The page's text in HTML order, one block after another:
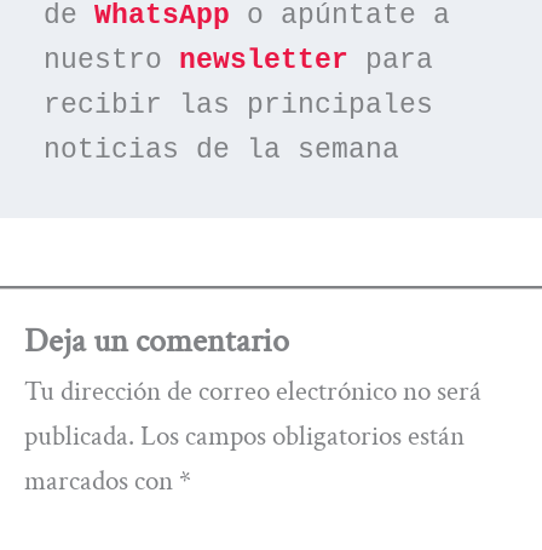
de WhatsApp o apúntate a
nuestro newsletter para
recibir las principales
noticias de la semana
Deja un comentario
Tu dirección de correo electrónico no será
publicada. Los campos obligatorios están
marcados con *